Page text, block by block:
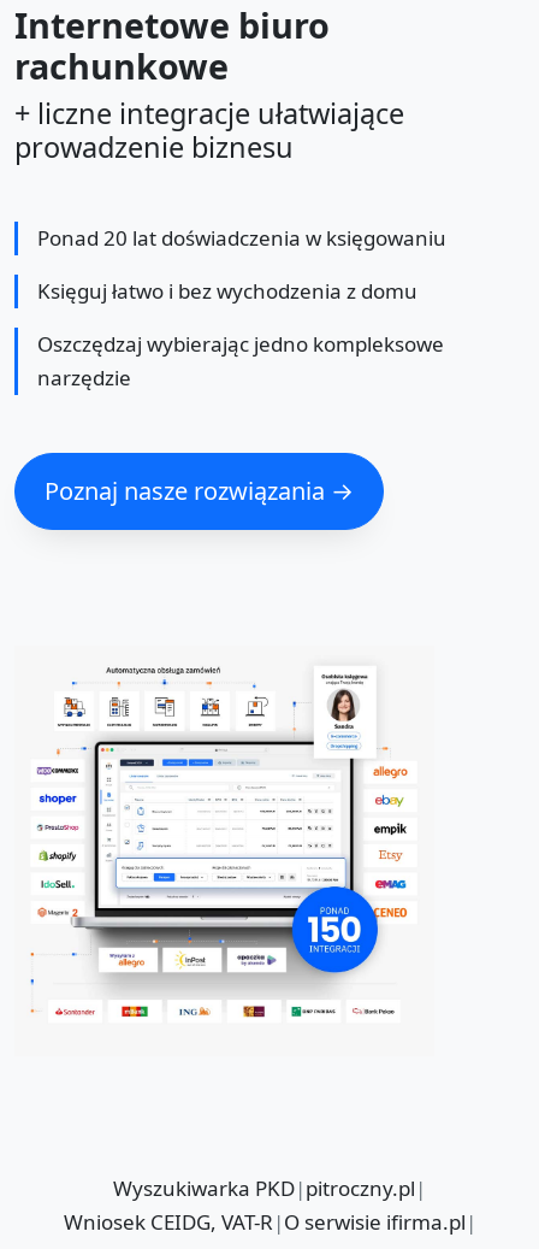
Internetowe biuro
rachunkowe
+ liczne integracje ułatwiające
prowadzenie biznesu
Ponad 20 lat doświadczenia w księgowaniu
Księguj łatwo i bez wychodzenia z domu
Oszczędzaj wybierając jedno kompleksowe
narzędzie
Poznaj nasze rozwiązania →
Wyszukiwarka PKD|pitroczny.pl |
Wniosek CEIDG, VAT-R |O serwisie ifirma.pl |